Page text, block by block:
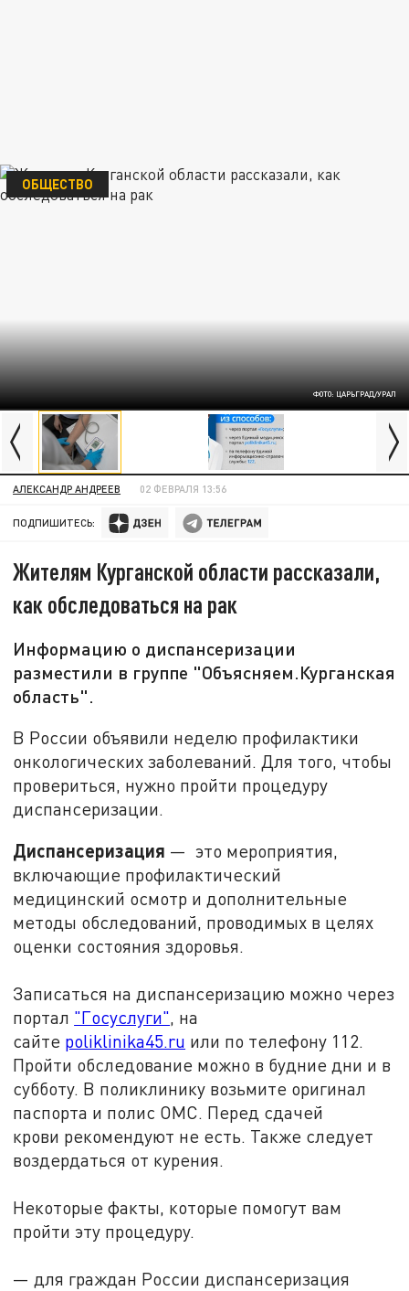
ФОТО: ЦАРЬГРАД/УРАЛ
ОБЩЕСТВО
АЛЕКСАНДР АНДРЕЕВ 02 ФЕВРАЛЯ 13:56
ПОДПИШИТЕСЬ:
Жителям Курганской области рассказали,
как обследоваться на рак
Информацию о диспансеризации
разместили в группе "Объясняем.Курганская
область".
В России объявили неделю профилактики
онкологических заболеваний. Для того, чтобы
провериться, нужно пройти процедуру
диспансеризации.
Диспансеризация — это мероприятия,
включающие профилактический
медицинский осмотр и дополнительные
методы обследований, проводимых в целях
оценки состояния здоровья.
Записаться на диспансеризацию можно через
портал "Госуслуги", на
сайте poliklinika45.ru или по телефону 112.
Пройти обследование можно в будние дни и в
субботу. В поликлинику возьмите оригинал
паспорта и полис ОМС. Перед сдачей
крови рекомендуют не есть. Также следует
воздердаться от курения.
Некоторые факты, которые помогут вам
пройти эту процедуру.
— для граждан России диспансеризация